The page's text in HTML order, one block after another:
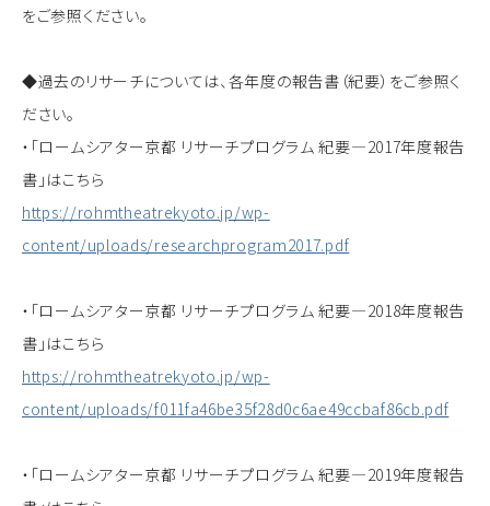
をご参照ください。
◆過去のリサーチについては、各年度の報告書（紀要）をご参照く
ださい。
・「ロームシアター京都 リサーチプログラム 紀要―2017年度報告
書」はこちら
https://rohmtheatrekyoto.jp/wp-
content/uploads/researchprogram2017.pdf
・「ロームシアター京都 リサーチプログラム 紀要―2018年度報告
書」はこちら
https://rohmtheatrekyoto.jp/wp-
content/uploads/f011fa46be35f28d0c6ae49ccbaf86cb.pdf
・「ロームシアター京都 リサーチプログラム 紀要―2019年度報告